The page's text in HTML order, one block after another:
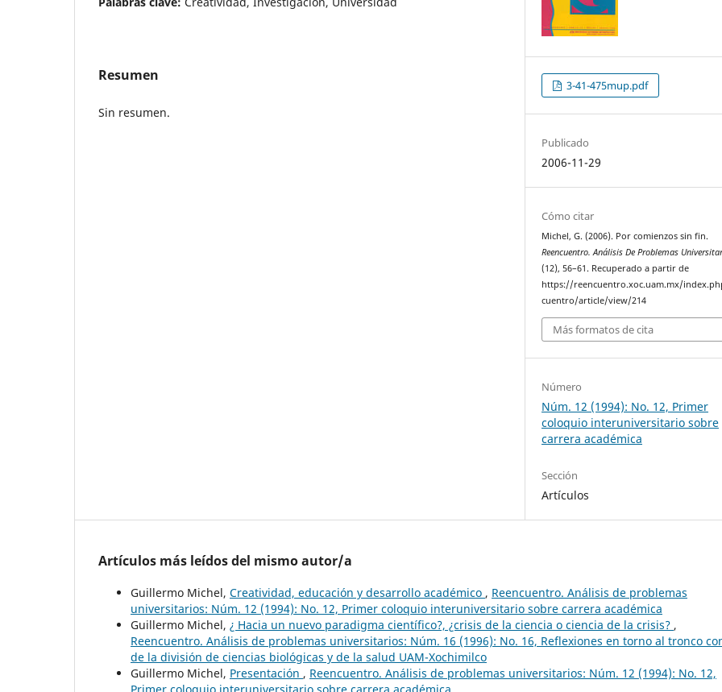
Resumen
Sin resumen.
3-41-475mup.pdf
Publicado
2006-11-29
Cómo citar
Michel, G. (2006). Por comienzos sin fin.
Reencuentro. Análisis De Problemas
(12), 56–61. Recuperado a partir de
https://reencuentro.xoc.uam.mx/
cuentro/article/view/214
Más formatos de cita
Número
Núm. 12 (1994): No. 12, Primer
coloquio interuniversitario sobre
carrera académica
Sección
Artículos
Artículos más leídos del mismo autor/a
Guillermo Michel, Creatividad, educación y desarrollo académico , Reencuentro. Análisis de problemas
universitarios: Núm. 12 (1994): No. 12, Primer coloquio interuniversitario sobre carrera académica
Guillermo Michel, ¿ Hacia un nuevo paradigma científico?, ¿crisis de la ciencia o ciencia de la crisis? ,
Reencuentro. Análisis de problemas universitarios: Núm. 16 (1996): No. 16, Reflexiones en torno al tronco
de la división de ciencias biológicas y de la salud UAM-Xochimilco
Guillermo Michel, Presentación , Reencuentro. Análisis de problemas universitarios: Núm. 12 (1994): No. 12,
Primer coloquio interuniversitario sobre carrera académica